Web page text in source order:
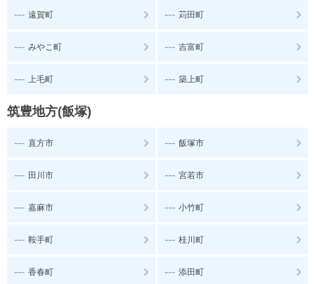
--- 遠賀町 --- 苅田町
--- みやこ町 --- 吉富町
--- 上毛町 --- 築上町
筑豊地方(飯塚)
--- 直方市 --- 飯塚市
--- 田川市 --- 宮若市
--- 嘉麻市 --- 小竹町
--- 鞍手町 --- 桂川町
--- 香春町 --- 添田町